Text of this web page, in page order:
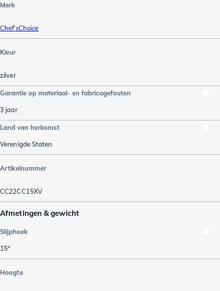
Merk
Chef'sChoice
Kleur
zilver
Garantie op materiaal- en fabricagefouten
3 jaar
Land van herkomst
Verenigde Staten
Artikelnummer
CC22CC15XV
Afmetingen & gewicht
Slijphoek
15º
Hoogte